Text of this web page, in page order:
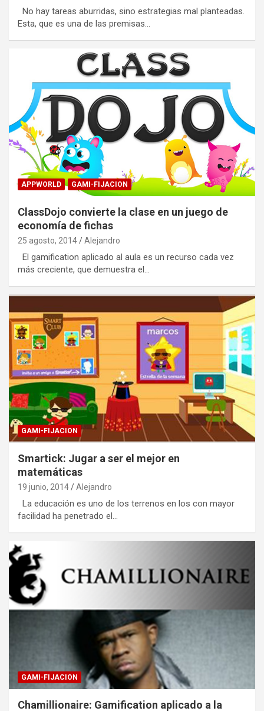
No hay tareas aburridas, sino estrategias mal planteadas.
Esta, que es una de las premisas…
APPWORLD GAMI-FIJACION
ClassDojo convierte la clase en un juego de
economía de fichas
25 agosto, 2014 Alejandro
El gamification aplicado al aula es un recurso cada vez
más creciente, que demuestra el…
GAMI-FIJACION
Smartick: Jugar a ser el mejor en
matemáticas
19 junio, 2014 Alejandro
La educación es uno de los terrenos en los con mayor
facilidad ha penetrado el…
GAMI-FIJACION
Chamillionaire: Gamification aplicado a la